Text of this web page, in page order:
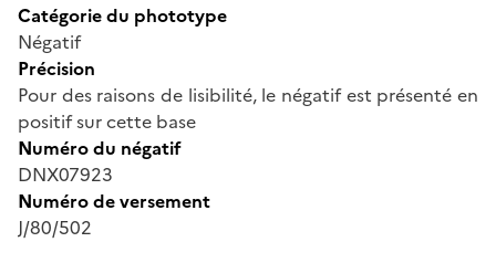
Catégorie du phototype
Négatif
Précision
Pour des raisons de lisibilité, le négatif est présenté en
positif sur cette base
Numéro du négatif
DNX07923
Numéro de versement
J/80/502